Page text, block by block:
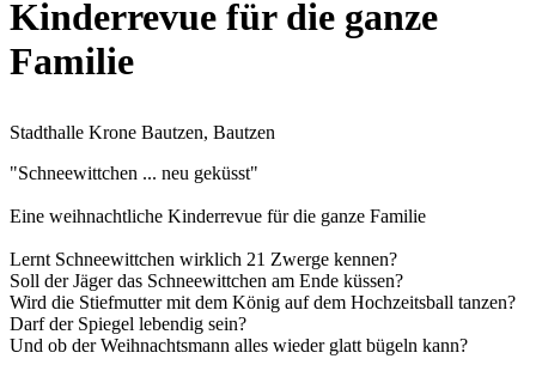
Kinderrevue für die ganze
Familie
Stadthalle Krone Bautzen, Bautzen
"Schneewittchen ... neu geküsst"
Eine weihnachtliche Kinderrevue für die ganze Familie
Lernt Schneewittchen wirklich 21 Zwerge kennen?
Soll der Jäger das Schneewittchen am Ende küssen?
Wird die Stiefmutter mit dem König auf dem Hochzeitsball tanzen?
Darf der Spiegel lebendig sein?
Und ob der Weihnachtsmann alles wieder glatt bügeln kann?